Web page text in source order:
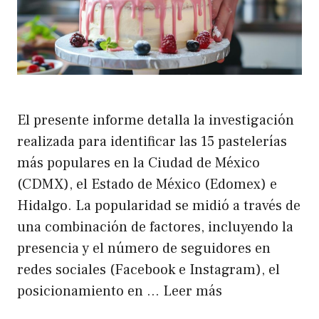
El presente informe detalla la investigación
realizada para identificar las 15 pastelerías
más populares en la Ciudad de México
(CDMX), el Estado de México (Edomex) e
Hidalgo. La popularidad se midió a través de
una combinación de factores, incluyendo la
presencia y el número de seguidores en
redes sociales (Facebook e Instagram), el
posicionamiento en … Leer más